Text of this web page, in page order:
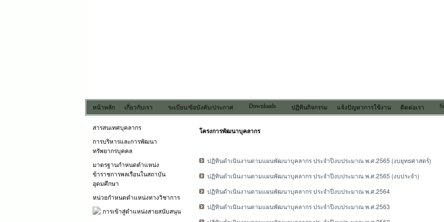
หน้าหลัก เกี่ยวกับเรา ระเบียบ/ข้อบังคับ/ประกาศ Downloads ปฏิทินกิจกรรม แจ้งปัญหาการใช้งาน ติดต่อเรา
สารสนเทศบุคลากร
การบริหารและการพัฒนา
ทรัพยากรบุคคล
มาตรฐานกำหนดตำแหน่ง
ข้าราชการพลเรือนในสถาบัน
อุดมศึกษา
หน่วยกำหนดตำแหน่งทางวิชาการ
การเข้าสู่ตำแหน่งสายสนับสนุน
โครงการพัฒนาบุคลากร
ปฏิทินดำเนินงานตามแผนพัฒนาบุคลากร ประจำปีงบประมาณ พ.ศ.2565 (งบยุทธศาสตร์)
ปฏิทินดำเนินงานตามแผนพัฒนาบุคลากร ประจำปีงบประมาณ พ.ศ.2565 (งบประจำ)
ปฏิทินดำเนินงานตามแผนพัฒนาบุคลากร ประจำปีงบประมาณ พ.ศ.2564
ปฏิทินดำเนินงานตามแผนพัฒนาบุคลากร ประจำปีงบประมาณ พ.ศ.2563